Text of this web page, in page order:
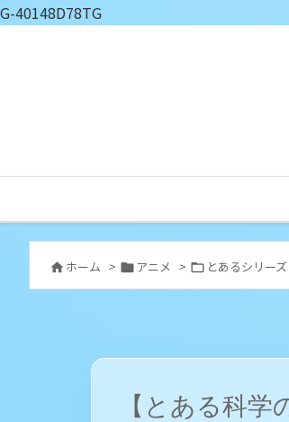
G-40148D78TG
 ホーム > アニメ >  とあるシリーズ
【とある科